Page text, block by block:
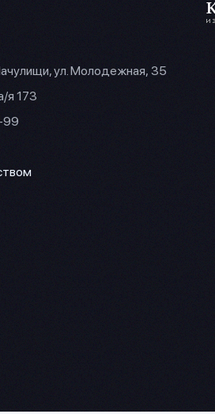
ул. Молодежная, 35
я 173
99